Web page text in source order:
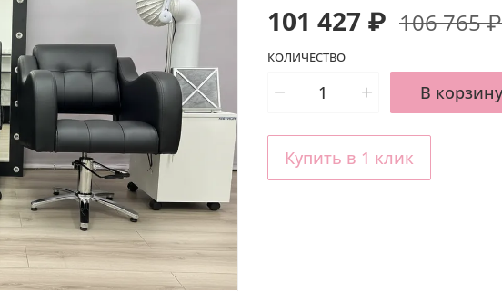
101 427 ₽ 106 765 ₽
КОЛИЧЕСТВО
В корзину
Купить в 1 клик